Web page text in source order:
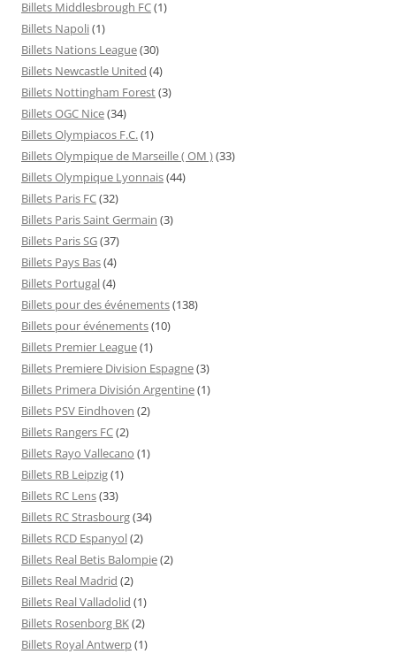
Billets Middlesbrough FC(1)
Billets Napoli(1)
Billets Nations League(30)
Billets Newcastle United (4)
Billets Nottingham Forest(3)
Billets OGC Nice(34)
Billets Olympiacos F.C.(1)
Billets Olympique de Marseille ( OM )(33)
Billets Olympique Lyonnais(44)
Billets Paris FC(32)
Billets Paris Saint Germain (3)
Billets Paris SG(37)
Billets Pays Bas(4)
Billets Portugal(4)
Billets pour des événements(138)
Billets pour événements(10)
Billets Premier League(1)
Billets Premiere Division Espagne(3)
Billets Primera División Argentine(1)
Billets PSV Eindhoven (2)
Billets Rangers FC(2)
Billets Rayo Vallecano (1)
Billets RB Leipzig(1)
Billets RC Lens(33)
Billets RC Strasbourg(34)
Billets RCD Espanyol(2)
Billets Real Betis Balompie(2)
Billets Real Madrid (2)
Billets Real Valladolid (1)
Billets Rosenborg BK(2)
Billets Royal Antwerp(1)